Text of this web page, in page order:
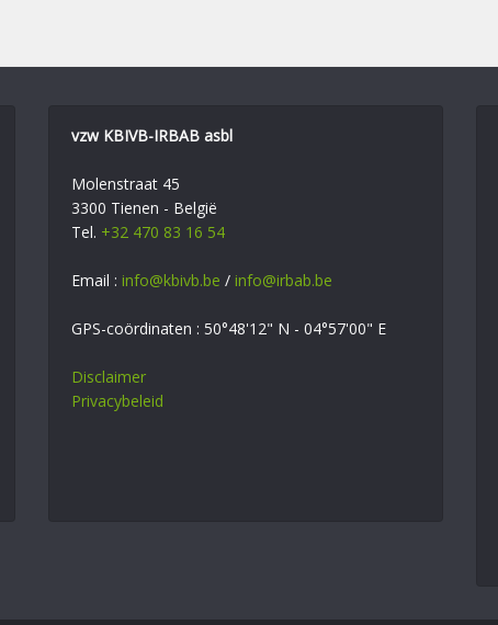
vzw KBIVB-IRBAB asbl
Molenstraat 45
3300 Tienen - België
Tel. +32 470 83 16 54
Email : info@kbivb.be / info@irbab.be
GPS-coördinaten : 50°48'12" N - 04°57'00" E
Disclaimer
Privacybeleid